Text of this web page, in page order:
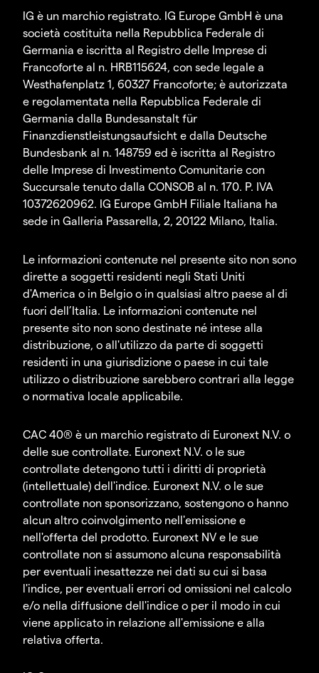
IG è un marchio registrato. IG Europe GmbH è una
società costituita nella Repubblica Federale di
Germania e iscritta al Registro delle Imprese di
Francoforte al n. HRB115624, con sede legale a
Westhafenplatz 1, 60327 Francoforte; è autorizzata
e regolamentata nella Repubblica Federale di
Germania dalla Bundesanstalt für
Finanzdienstleistungsaufsicht e dalla Deutsche
Bundesbank al n. 148759 ed è iscritta al Registro
delle Imprese di Investimento Comunitarie con
Succursale tenuto dalla CONSOB al n. 170. P. IVA
10372620962. IG Europe GmbH Filiale Italiana ha
sede in Galleria Passarella, 2, 20122 Milano, Italia.
Le informazioni contenute nel presente sito non sono
dirette a soggetti residenti negli Stati Uniti
d'America o in Belgio o in qualsiasi altro paese al di
fuori dell’Italia. Le informazioni contenute nel
presente sito non sono destinate né intese alla
distribuzione, o all'utilizzo da parte di soggetti
residenti in una giurisdizione o paese in cui tale
utilizzo o distribuzione sarebbero contrari alla legge
o normativa locale applicabile.
CAC 40® è un marchio registrato di Euronext N.V. o
delle sue controllate. Euronext N.V. o le sue
controllate detengono tutti i diritti di proprietà
(intellettuale) dell'indice. Euronext N.V. o le sue
controllate non sponsorizzano, sostengono o hanno
alcun altro coinvolgimento nell'emissione e
nell'offerta del prodotto. Euronext NV e le sue
controllate non si assumono alcuna responsabilità
per eventuali inesattezze nei dati su cui si basa
l'indice, per eventuali errori od omissioni nel calcolo
e/o nella diffusione dell'indice o per il modo in cui
viene applicato in relazione all'emissione e alla
relativa offerta.